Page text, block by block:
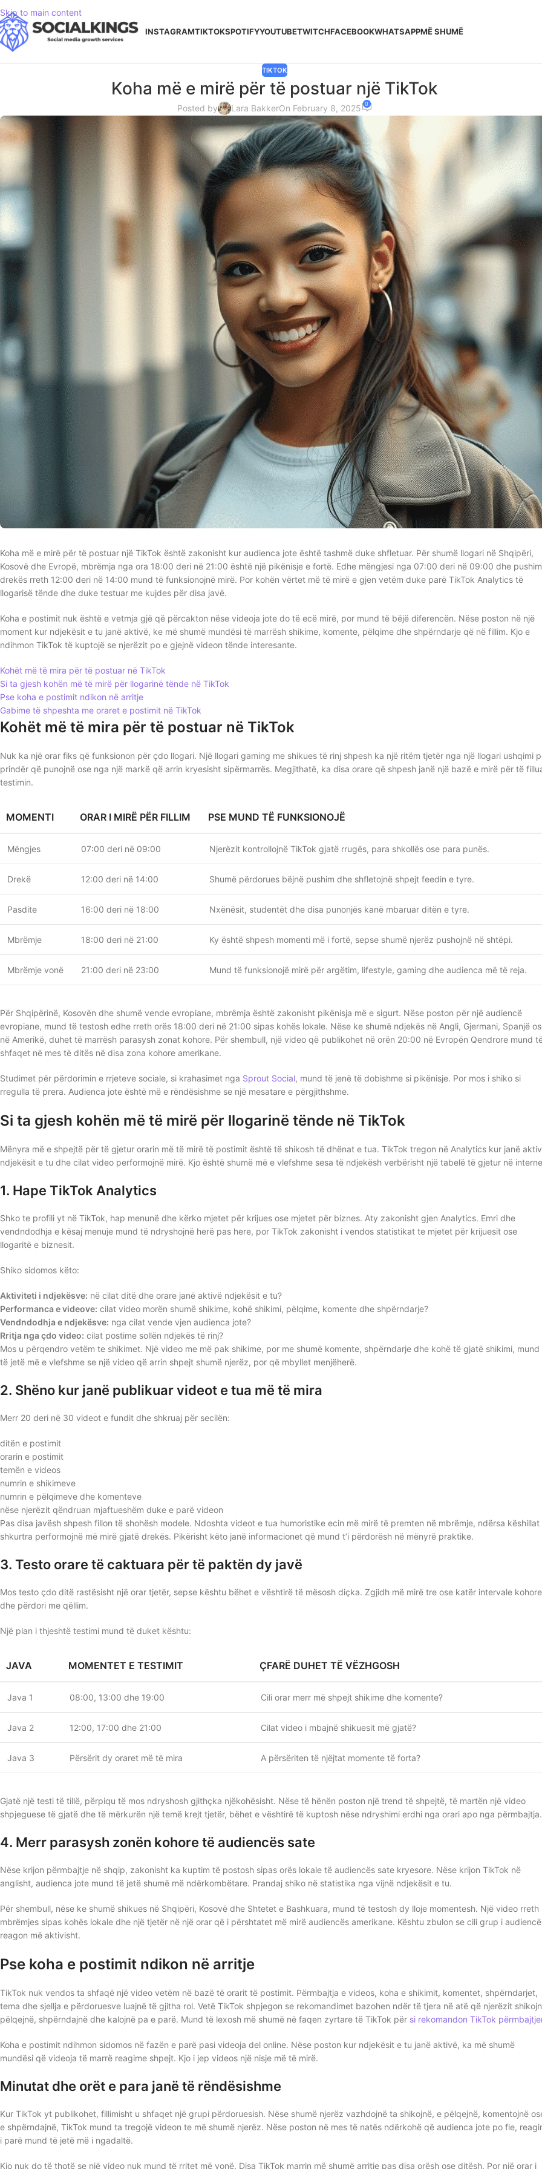
Skip to main content
INSTAGRAMTIKTOKSPOTIFYYOUTUBETWITCHFACEBOOKWHATSAPPMË SHUMË
TIKTOK
Koha më e mirë për të postuar një TikTok
Posted by Lara BakkerOn February 8, 2025 0
Koha më e mirë për të postuar një TikTok është zakonisht kur audienca jote është tashmë duke shfletuar. Për shumë llogari në Shqipëri,
Kosovë dhe Evropë, mbrëmja nga ora 18:00 deri në 21:00 është një pikënisje e fortë. Edhe mëngjesi nga 07:00 deri në 09:00 dhe
drekës rreth 12:00 deri në 14:00 mund të funksionojnë mirë. Por kohën vërtet më të mirë e gjen vetëm duke parë TikTok Analytics të
llogarisë tënde dhe duke testuar me kujdes për disa javë.
Koha e postimit nuk është e vetmja gjë që përcakton nëse videoja jote do të ecë mirë, por mund të bëjë diferencën. Nëse poston në një
moment kur ndjekësit e tu janë aktivë, ke më shumë mundësi të marrësh shikime, komente, pëlqime dhe shpërndarje që në fillim. Kjo e
ndihmon TikTok të kuptojë se njerëzit po e gjejnë videon tënde interesante.
Kohët më të mira për të postuar në TikTok
Si ta gjesh kohën më të mirë për llogarinë tënde në TikTok
Pse koha e postimit ndikon në arritje
Gabime të shpeshta me oraret e postimit në TikTok
Kohët më të mira për të postuar në TikTok
Nuk ka një orar fiks që funksionon për çdo llogari. Një llogari gaming me shikues të rinj shpesh ka një ritëm tjetër nga një llogari ushqimi
prindër që punojnë ose nga një markë që arrin kryesisht sipërmarrës. Megjithatë, ka disa orare që shpesh janë një bazë e mirë për të
testimin.
MOMENTI ORAR I MIRË PËR FILLIM PSE MUND TË FUNKSIONOJË
Mëngjes 07:00 deri në 09:00 Njerëzit kontrollojnë TikTok gjatë rrugës, para shkollës ose para punës.
Drekë 12:00 deri në 14:00 Shumë përdorues bëjnë pushim dhe shfletojnë shpejt feedin e tyre.
Pasdite 16:00 deri në 18:00 Nxënësit, studentët dhe disa punonjës kanë mbaruar ditën e tyre.
Mbrëmje 18:00 deri në 21:00 Ky është shpesh momenti më i fortë, sepse shumë njerëz pushojnë në shtëpi.
Mbrëmje vonë 21:00 deri në 23:00 Mund të funksionojë mirë për argëtim, lifestyle, gaming dhe audienca më të reja.
Për Shqipërinë, Kosovën dhe shumë vende evropiane, mbrëmja është zakonisht pikënisja më e sigurt. Nëse poston për një audiencë
evropiane, mund të testosh edhe rreth orës 18:00 deri në 21:00 sipas kohës lokale. Nëse ke shumë ndjekës në Angli, Gjermani, Spanjë
në Amerikë, duhet të marrësh parasysh zonat kohore. Për shembull, një video që publikohet në orën 20:00 në Evropën Qendrore mund
shfaqet në mes të ditës në disa zona kohore amerikane.
Studimet për përdorimin e rrjeteve sociale, si krahasimet nga Sprout Social, mund të jenë të dobishme si pikënisje. Por mos i shiko si
rregulla të prera. Audienca jote është më e rëndësishme se një mesatare e përgjithshme.
Si ta gjesh kohën më të mirë për llogarinë tënde në TikTok
Mënyra më e shpejtë për të gjetur orarin më të mirë të postimit është të shikosh të dhënat e tua. TikTok tregon në Analytics kur janë
ndjekësit e tu dhe cilat video performojnë mirë. Kjo është shumë më e vlefshme sesa të ndjekësh verbërisht një tabelë të gjetur në
1. Hape TikTok Analytics
Shko te profili yt në TikTok, hap menunë dhe kërko mjetet për krijues ose mjetet për biznes. Aty zakonisht gjen Analytics. Emri dhe
vendndodhja e kësaj menuje mund të ndryshojnë herë pas here, por TikTok zakonisht i vendos statistikat te mjetet për krijuesit ose
llogaritë e biznesit.
Shiko sidomos këto:
Aktiviteti i ndjekësve: në cilat ditë dhe orare janë aktivë ndjekësit e tu?
Performanca e videove: cilat video morën shumë shikime, kohë shikimi, pëlqime, komente dhe shpërndarje?
Vendndodhja e ndjekësve: nga cilat vende vjen audienca jote?
Rritja nga çdo video: cilat postime sollën ndjekës të rinj?
Mos u përqendro vetëm te shikimet. Një video me më pak shikime, por me shumë komente, shpërndarje dhe kohë të gjatë shikimi, mund
të jetë më e vlefshme se një video që arrin shpejt shumë njerëz, por që mbyllet menjëherë.
2. Shëno kur janë publikuar videot e tua më të mira
Merr 20 deri në 30 videot e fundit dhe shkruaj për secilën:
ditën e postimit
orarin e postimit
temën e videos
numrin e shikimeve
numrin e pëlqimeve dhe komenteve
nëse njerëzit qëndruan mjaftueshëm duke e parë videon
Pas disa javësh shpesh fillon të shohësh modele. Ndoshta videot e tua humoristike ecin më mirë të premten në mbrëmje, ndërsa këshillat
shkurtra performojnë më mirë gjatë drekës. Pikërisht këto janë informacionet që mund t’i përdorësh në mënyrë praktike.
3. Testo orare të caktuara për të paktën dy javë
Mos testo çdo ditë rastësisht një orar tjetër, sepse kështu bëhet e vështirë të mësosh diçka. Zgjidh më mirë tre ose katër intervale kohore
dhe përdori me qëllim.
Një plan i thjeshtë testimi mund të duket kështu:
JAVA MOMENTET E TESTIMIT ÇFARË DUHET TË VËZHGOSH
Java 1 08:00, 13:00 dhe 19:00 Cili orar merr më shpejt shikime dhe komente?
Java 2 12:00, 17:00 dhe 21:00 Cilat video i mbajnë shikuesit më gjatë?
Java 3 Përsërit dy oraret më të mira A përsëriten të njëjtat momente të forta?
Gjatë një testi të tillë, përpiqu të mos ndryshosh gjithçka njëkohësisht. Nëse të hënën poston një trend të shpejtë, të martën një video
shpjeguese të gjatë dhe të mërkurën një temë krejt tjetër, bëhet e vështirë të kuptosh nëse ndryshimi erdhi nga orari apo nga përmbajtja.
4. Merr parasysh zonën kohore të audiencës sate
Nëse krijon përmbajtje në shqip, zakonisht ka kuptim të postosh sipas orës lokale të audiencës sate kryesore. Nëse krijon TikTok në
anglisht, audienca jote mund të jetë shumë më ndërkombëtare. Prandaj shiko në statistika nga vijnë ndjekësit e tu.
Për shembull, nëse ke shumë shikues në Shqipëri, Kosovë dhe Shtetet e Bashkuara, mund të testosh dy lloje momentesh. Një video rreth
mbrëmjes sipas kohës lokale dhe një tjetër në një orar që i përshtatet më mirë audiencës amerikane. Kështu zbulon se cili grup i
reagon më aktivisht.
Pse koha e postimit ndikon në arritje
TikTok nuk vendos ta shfaqë një video vetëm në bazë të orarit të postimit. Përmbajtja e videos, koha e shikimit, komentet, shpërndarjet,
tema dhe sjellja e përdoruesve luajnë të gjitha rol. Vetë TikTok shpjegon se rekomandimet bazohen ndër të tjera në atë që njerëzit
pëlqejnë, shpërndajnë dhe kalojnë pa e parë. Mund të lexosh më shumë në faqen zyrtare të TikTok për si rekomandon TikTok
Koha e postimit ndihmon sidomos në fazën e parë pasi videoja del online. Nëse poston kur ndjekësit e tu janë aktivë, ka më shumë
mundësi që videoja të marrë reagime shpejt. Kjo i jep videos një nisje më të mirë.
Minutat dhe orët e para janë të rëndësishme
Kur TikTok yt publikohet, fillimisht u shfaqet një grupi përdoruesish. Nëse shumë njerëz vazhdojnë ta shikojnë, e pëlqejnë, komentojnë
e shpërndajnë, TikTok mund ta tregojë videon te më shumë njerëz. Nëse poston në mes të natës ndërkohë që audienca jote po fle,
i parë mund të jetë më i ngadaltë.
Kjo nuk do të thotë se një video nuk mund të rritet më vonë. Disa TikTok marrin më shumë arritje pas disa orësh ose ditësh. Por një orar i